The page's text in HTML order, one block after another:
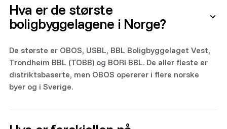
Hva er de største
boligbyggelagene i Norge?
De største er OBOS, USBL, BBL Boligbyggelaget Vest,
Trondheim BBL (TOBB) og BORI BBL. De aller fleste er
distriktsbaserte, men OBOS opererer i flere norske
byer og i Sverige.